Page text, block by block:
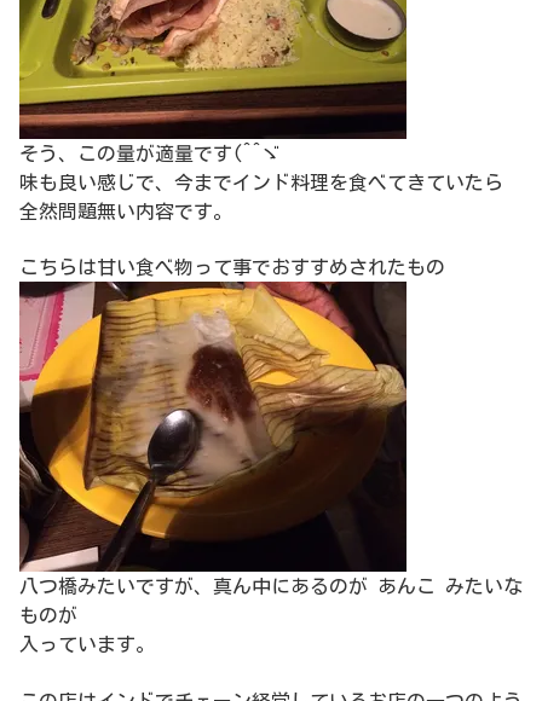
そう、この量が適量です(^^ゞ
味も良い感じで、今までインド料理を食べてきていたら
全然問題無い内容です。
こちらは甘い食べ物って事でおすすめされたもの
八つ橋みたいですが、真ん中にあるのが あんこ みたいな
ものが
入っています。